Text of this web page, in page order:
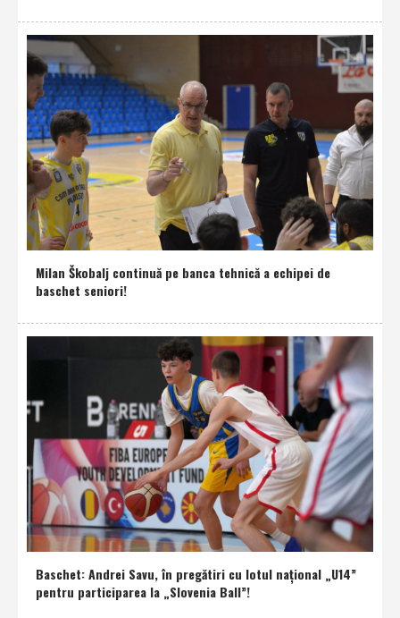
Milan Škobalj continuă pe banca tehnică a echipei de
baschet seniori!
Baschet: Andrei Savu, în pregătiri cu lotul naţional „U14”
pentru participarea la „Slovenia Ball”!